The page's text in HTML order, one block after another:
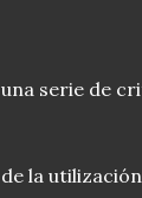
serie de
la